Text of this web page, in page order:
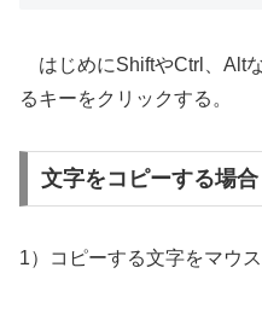
はじめにShiftやCtrl、Alt
るキーをクリックする。
文字をコピーする場合
1）コピーする文字をマウス